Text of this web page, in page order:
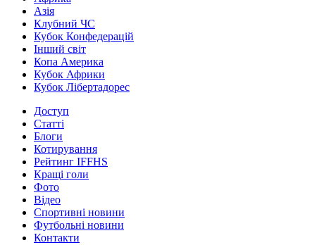
Азія
Клубний ЧС
Кубок Конфедерацій
Інший світ
Копа Америка
Кубок Африки
Кубок Лібертадорес
Доступ
Статті
Блоги
Котирування
Рейтинг IFFHS
Кращі голи
Фото
Відео
Спортивні новини
Футбольні новини
Контакти